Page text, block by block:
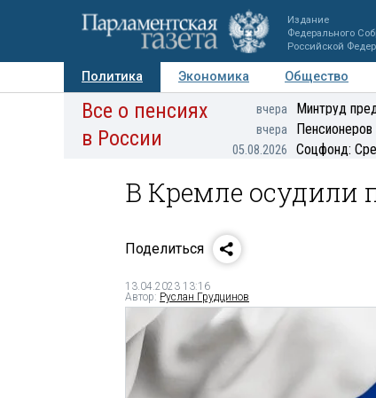
Издание
Федерального
Российской
Политика Экономика Общество
Авторы Персоны Мнения
Все о пенсиях
в России
вчера Минтруд
вчера
05.08.2026 Соцфонд:
В Кремле осудили
Поделиться
13.04.2023 13:16
Автор: Руслан Грудцинов